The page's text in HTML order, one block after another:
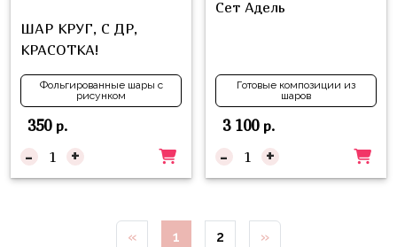
ШАР КРУГ, С ДР,
КРАСОТКА!
Фольгированные шары с
рисунком
350р.
- +
Сет Адель
Готовые композиции из
шаров
3 100р.
- +
« 1 2 »